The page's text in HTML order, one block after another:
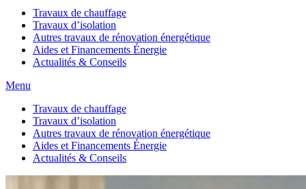
Travaux de chauffage
Travaux d’isolation
Autres travaux de rénovation énergétique
Aides et Financements Énergie
Actualités & Conseils
Menu
Travaux de chauffage
Travaux d’isolation
Autres travaux de rénovation énergétique
Aides et Financements Énergie
Actualités & Conseils